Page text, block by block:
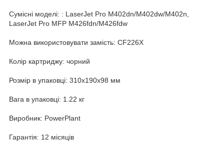
Сумісні моделі: : LaserJet Pro M402dn/M402dw/M402n,
LaserJet Pro MFP M426fdn/M426fdw
Можна використовувати замість: CF226X
Колір картриджу: чорний
Розмір в упаковці: 310x190x98 мм
Вага в упаковці: 1.22 кг
Виробник: PowerPlant
Гарантія: 12 місяців